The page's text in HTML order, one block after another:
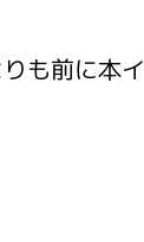
も前に本イ